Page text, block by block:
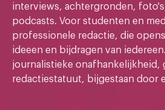
interviews, achtergronden,
podcasts. Voor studenten en
professionele redactie, die
ideeen en bijdragen van
journalistieke onafhankelijkheid,
redactiestatuut, bijgestaan door